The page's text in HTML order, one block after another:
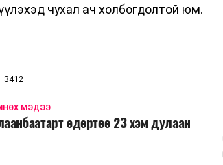
чухал ач холбогдолтой юм.
3412
МЭДЭЭ
өдөртөө 23 хэм дулаан